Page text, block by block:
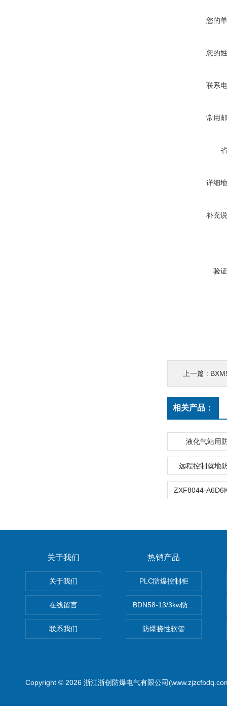
您的
您的
联系
常用
详细
补充
验
上一篇 :
相关产品：
液化气站用
远程控制就地
关于我们
关于我们
在线留言
联系我们
热销产品
PLC防爆控制柜
BDN58-13/3kw防爆电热油汀
防爆挠性软管
Copyright © 2026 浙江浙创防爆电气有限公司